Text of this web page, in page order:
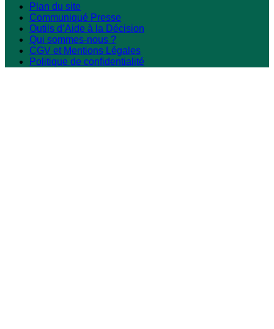
Plan du site
Communiqué Presse
Outils d’Aide à la Décision
Qui sommes-nous ?
CGV et Mentions Légales
Politique de confidentialité